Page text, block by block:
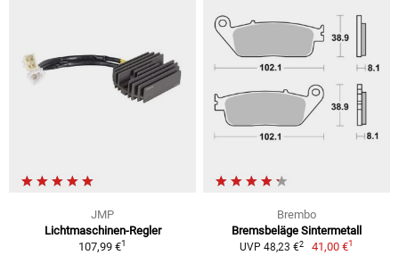
JMP
Lichtmaschinen-Regler
107,99 €1
Brembo
Bremsbeläge Sintermetall
UVP 48,23 €2 41,00 €1